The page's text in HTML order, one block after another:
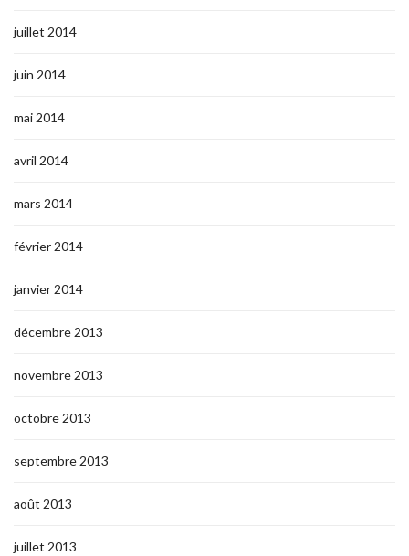
juillet 2014
juin 2014
mai 2014
avril 2014
mars 2014
février 2014
janvier 2014
décembre 2013
novembre 2013
octobre 2013
septembre 2013
août 2013
juillet 2013